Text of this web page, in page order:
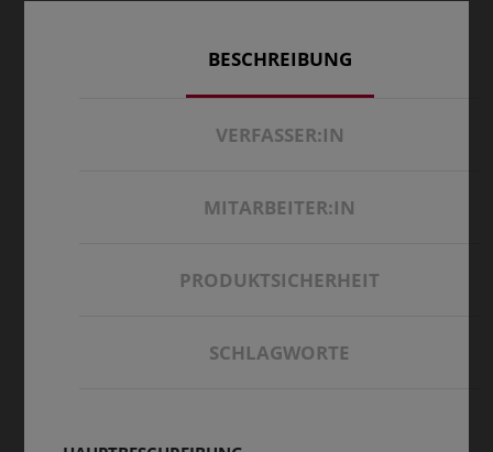
BESCHREIBUNG
VERFASSER:IN
MITARBEITER:IN
PRODUKTSICHERHEIT
SCHLAGWORTE